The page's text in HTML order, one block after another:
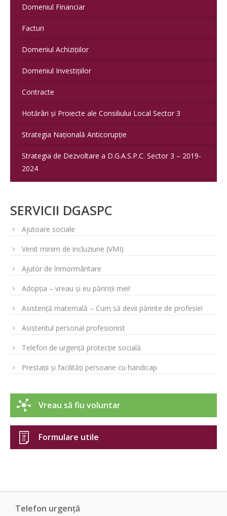
Domeniul Financiar
Facturi
Domeniul Achizițiilor
Domeniul Investițiilor
Contracte
Hotărâri și Proiecte ale Consiliului Local Sector 3
Strategia Națională Anticorupție
Strategia de Dezvoltare a D.G.A.S.P.C. Sector 3 – 2019-
2024
SERVICII DGASPC
Ajutoare sociale
Venit minim de incluziune (VMI)
Ajutor de înmormântare
Adopția – vreau și eu părinții mei!
Asistență maternală – Cum să devii părinte de profesie!
Asistentul personal profesionist
Telefon de urgență protecție socială
Prestații și facilități persoane cu handicap
Vreau să fiu voluntar
Formulare utile
Telefon urgență